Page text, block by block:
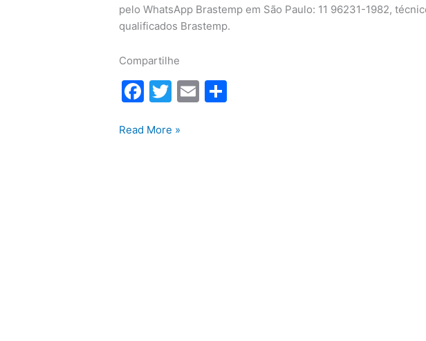
pelo WhatsApp Brastemp em São Paulo: 11 96231-1982,
qualificados Brastemp.
Compartilhe
F
c
T
itt
E
Assistência
Read More »